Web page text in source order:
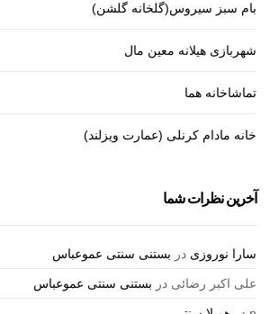
بام سبز سیروس(گلخانه گلشن)
شهربازی هیلانه معین مال
تماشاخانه هما
خانه مادام کرنلی (عمارت ویزلند)
آخرین نظرات شما
سارا نوروزی در بستنی سنتی عموعباس
علی اکبر رضائی در بستنی سنتی عموعباس